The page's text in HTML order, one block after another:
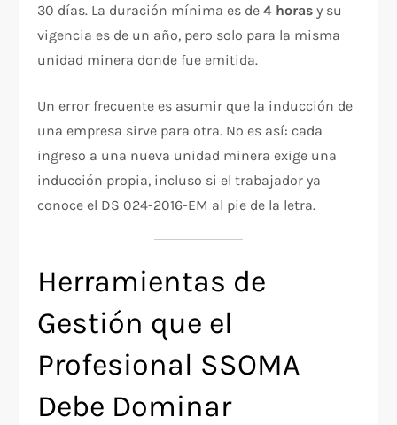
30 días. La duración mínima es de4 horas y su
vigencia es de un año, pero solo para la misma
unidad minera donde fue emitida.
Un error frecuente es asumir que la inducción de
una empresa sirve para otra. No es así: cada
ingreso a una nueva unidad minera exige una
inducción propia, incluso si el trabajador ya
conoce el DS 024-2016-EM al pie de la letra.
Herramientas de
Gestión que el
Profesional SSOMA
Debe Dominar